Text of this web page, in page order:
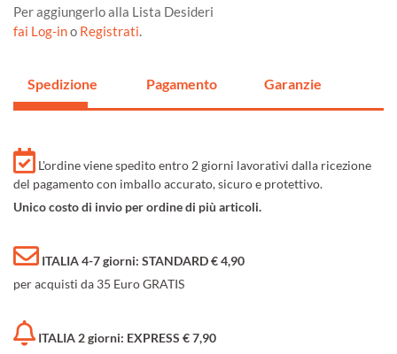
Per aggiungerlo alla Lista Desideri
fai Log-ino Registrati.
Spedizione Pagamento Garanzie
L'ordine viene spedito entro 2 giorni lavorativi dalla ricezione
del pagamento con imballo accurato, sicuro e protettivo.
Unico costo di invio per ordine di più articoli.
ITALIA 4-7 giorni: STANDARD € 4,90
per acquisti da 35 Euro GRATIS
ITALIA 2 giorni: EXPRESS € 7,90